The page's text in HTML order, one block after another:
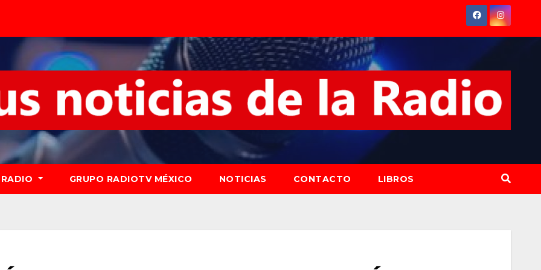
RADIO GRUPO RADIOTV MÉXICO NOTICIAS CONTACTO LIBROS